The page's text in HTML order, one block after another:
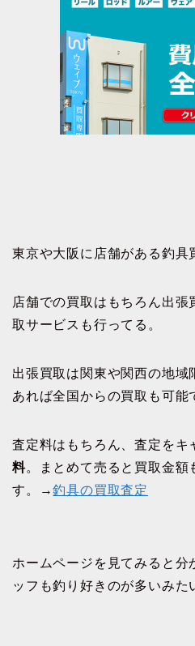
東京や大阪に店舗がある釣具
店舗での買取はもちろん出張
取サービスも行ってる。
出張買取は関東や関西の地域
あれば全国からの買取も可能
査定料はもちろん、査定をキ
料。まとめて売ると買取金額
す。→釣具の買取査定
ホームページを見てみると分
ッフも釣り好きのが多いみた